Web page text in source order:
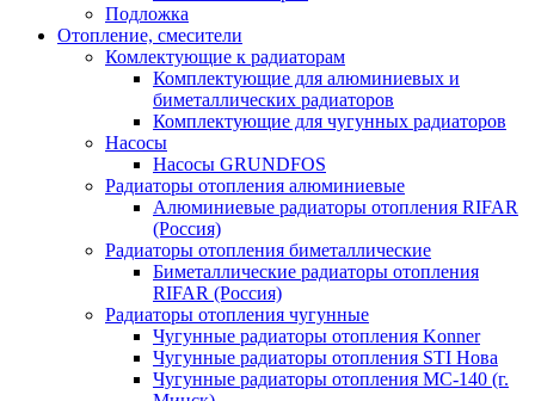
Подложка
Отопление, смесители
Комлектующие к радиаторам
Комплектующие для алюминиевых и
биметаллических радиаторов
Комплектующие для чугунных радиаторов
Насосы
Насосы GRUNDFOS
Радиаторы отопления алюминиевые
Алюминиевые радиаторы отопления RIFAR
(Россия)
Радиаторы отопления биметаллические
Биметаллические радиаторы отопления
RIFAR (Россия)
Радиаторы отопления чугунные
Чугунные радиаторы отопления Konner
Чугунные радиаторы отопления STI Нова
Чугунные радиаторы отопления МС-140 (г.